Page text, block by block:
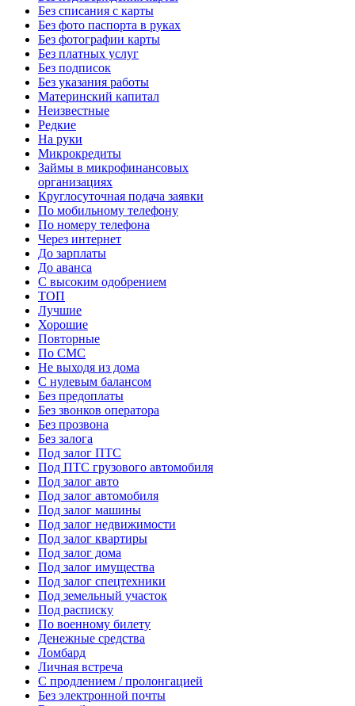
Без списания с карты
Без фото паспорта в руках
Без фотографии карты
Без платных услуг
Без подписок
Без указания работы
Материнский капитал
Неизвестные
Редкие
На руки
Микрокредиты
Займы в микрофинансовых
организациях
Круглосуточная подача заявки
По мобильному телефону
По номеру телефона
Через интернет
До зарплаты
До аванса
С высоким одобрением
ТОП
Лучшие
Хорошие
Повторные
По СМС
Не выходя из дома
С нулевым балансом
Без предоплаты
Без звонков оператора
Без прозвона
Без залога
Под залог ПТС
Под ПТС грузового автомобиля
Под залог авто
Под залог автомобиля
Под залог машины
Под залог недвижимости
Под залог квартиры
Под залог дома
Под залог имущества
Под залог спецтехники
Под земельный участок
Под расписку
По военному билету
Денежные средства
Ломбард
Личная встреча
С продлением / пролонгацией
Без электронной почты